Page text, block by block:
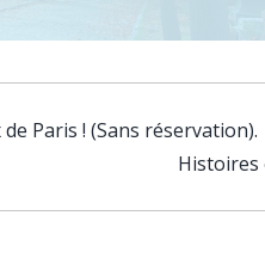
Paris ! (Sans réservation).
Histoires